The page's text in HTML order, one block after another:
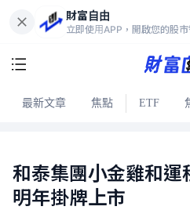
財富自由
立即使用APP，開啟您的股市
最新文章 焦點 ETF
和泰集團小金雞和
明年掛牌上市